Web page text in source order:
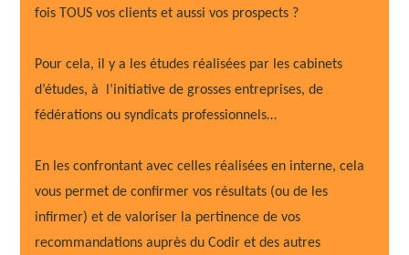
fois TOUS vos clients et aussi vos prospects ?
Pour cela, il y a les études réalisées par les cabinets
d’études, à l’initiative de grosses entreprises, de
fédérations ou syndicats professionnels…
En les confrontant avec celles réalisées en interne, cela
vous permet de confirmer vos résultats (ou de les
infirmer) et de valoriser la pertinence de vos
recommandations auprès du Codir et des autres